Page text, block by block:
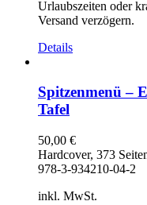
Urlaubszeiten oder
Versand verzögern.
Details
Spitzenmenü –
Tafel
50,00 €
Hardcover, 373
978-3-934210-04-2
inkl. MwSt.